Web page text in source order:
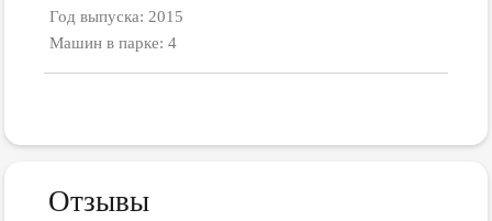
Год выпуска: 2015
Машин в парке: 4
Отзывы